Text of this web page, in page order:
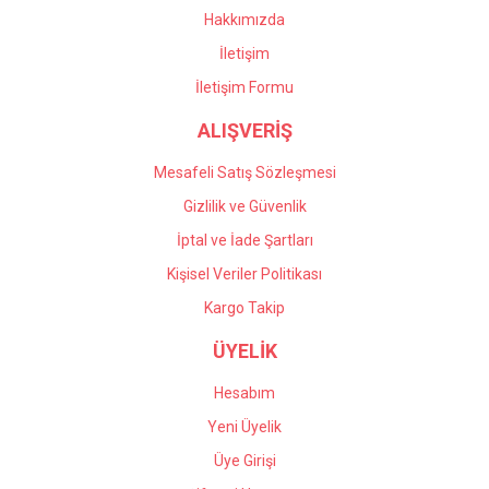
Önder Kaçar | 20/05/2026
Hakkımızda
İletişim
İletişim Formu
ALIŞVERİŞ
Mesafeli Satış Sözleşmesi
Gizlilik ve Güvenlik
İptal ve İade Şartları
Kişisel Veriler Politikası
Kargo Takip
ÜYELİK
Hesabım
Yeni Üyelik
Üye Girişi